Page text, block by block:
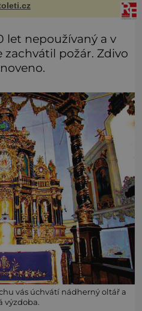
schopný zničit planetu
dokola, železná opona a
let nepoužívaný a v
požár. Zdivo
vás úchvátí nádherný oltář a
výzdoba.